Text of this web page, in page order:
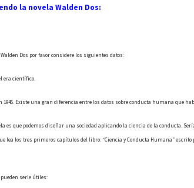
la novela Walden Dos:
Dos por favor considere los siguientes datos:
era científico.
1945. Existe una gran diferencia entre los datos sobre conducta humana que
es que podemos diseñar una sociedad aplicando la ciencia de la conducta.
lea los tres primeros capítulos del libro: “Ciencia y Conducta Humana” escrito
serle útiles: